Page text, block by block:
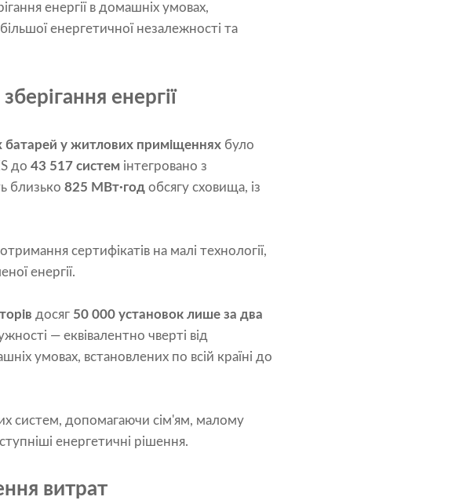
енергії в домашніх умовах,
енергетичної незалежності та
енергії
батарей у житлових приміщеннях було
до 43 517 систем інтегровано з
близько 825 МВт·год обсягу сховища, із
сертифікатів на малі технології,
енергії.
досяг 50 000 установок лише за два
— еквівалентно чверті від
умовах, встановлених по всій країні до
систем, допомагаючи сім'ям, малому
енергетичні рішення.
витрат